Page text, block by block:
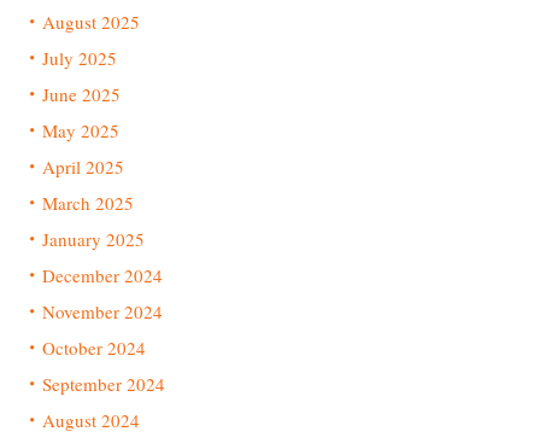
August 2025
July 2025
June 2025
May 2025
April 2025
March 2025
January 2025
December 2024
November 2024
October 2024
September 2024
August 2024